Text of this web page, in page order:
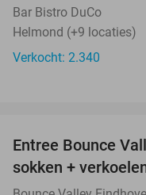
Bar Bistro DuCo
Helmond (+9 locaties)
Verkocht: 2.340
Entree Bounce
sokken +